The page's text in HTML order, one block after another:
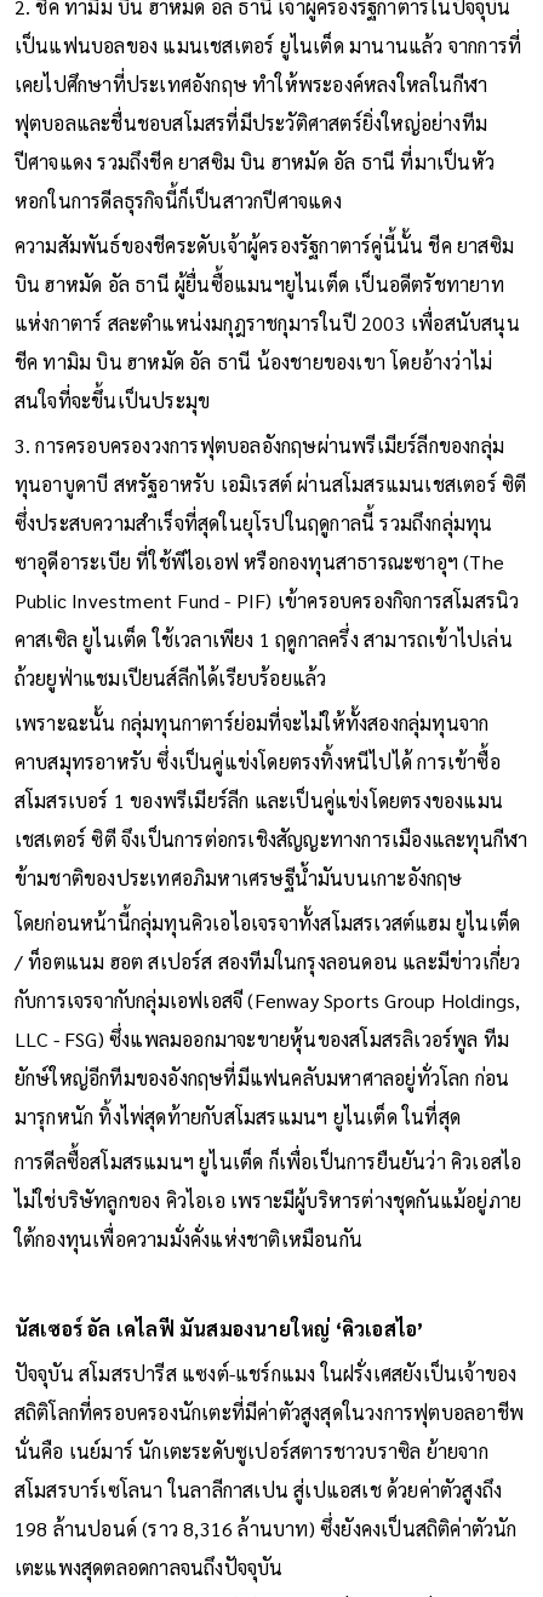
2. ชีค ทามิม บิน ฮาหมัด อัล ธานี เจ้าผู้ครองรัฐกาตาร์ในปัจจุบัน
เป็นแฟนบอลของ แมนเชสเตอร์ ยูไนเต็ด มานานแล้ว จากการที่
เคยไปศึกษาที่ประเทศอังกฤษ ทำให้พระองค์หลงใหลในกีฬา
ฟุตบอลและชื่นชอบสโมสรที่มีประวัติศาสตร์ยิ่งใหญ่อย่างทีม
ปีศาจแดง รวมถึงชีค ยาสซิม บิน ฮาหมัด อัล ธานี ที่มาเป็นหัว
หอกในการดีลธุรกิจนี้ก็เป็นสาวกปีศาจแดง
ความสัมพันธ์ของชีคระดับเจ้าผู้ครองรัฐกาตาร์คู่นี้นั้น ชีค ยาสซิม
บิน ฮาหมัด อัล ธานี ผู้ยื่นซื้อแมนฯยูไนเต็ด เป็นอดีตรัชทายาท
แห่งกาตาร์ สละตำแหน่งมกุฎราชกุมารในปี 2003 เพื่อสนับสนุน
ชีค ทามิม บิน ฮาหมัด อัล ธานี น้องชายของเขา โดยอ้างว่าไม่
สนใจที่จะขึ้นเป็นประมุข
3. การครอบครองวงการฟุตบอลอังกฤษผ่านพรีเมียร์ลีกของกลุ่ม
ทุนอาบูดาบี สหรัฐอาหรับ เอมิเรสต์ ผ่านสโมสรแมนเชสเตอร์ ซิตี
ซึ่งประสบความสำเร็จที่สุดในยุโรปในฤดูกาลนี้ รวมถึงกลุ่มทุน
ซาอุดีอาระเบีย ที่ใช้พีไอเอฟ หรือกองทุนสาธารณะซาอุฯ (The
Public Investment Fund - PIF) เข้าครอบครองกิจการสโมสรนิว
คาสเซิล ยูไนเต็ด ใช้เวลาเพียง 1 ฤดูกาลครึ่ง สามารถเข้าไปเล่น
ถ้วยยูฟ่าแชมเปียนส์ลีกได้เรียบร้อยแล้ว
เพราะฉะนั้น กลุ่มทุนกาตาร์ย่อมที่จะไม่ให้ทั้งสองกลุ่มทุนจาก
คาบสมุทรอาหรับ ซึ่งเป็นคู่แข่งโดยตรงทิ้งหนีไปได้ การเข้าซื้อ
สโมสรเบอร์ 1 ของพรีเมียร์ลีก และเป็นคู่แข่งโดยตรงของแมน
เชสเตอร์ ซิตี จึงเป็นการต่อกรเชิงสัญญะทางการเมืองและทุนกีฬา
ข้ามชาติของประเทศอภิมหาเศรษฐีน้ำมันบนเกาะอังกฤษ
โดยก่อนหน้านี้กลุ่มทุนคิวเอไอเจรจาทั้งสโมสรเวสต์แฮม ยูไนเต็ด
/ ท็อตแนม ฮอต สเปอร์ส สองทีมในกรุงลอนดอน และมีข่าวเกี่ยว
กับการเจรจากับกลุ่มเอฟเอสจี (Fenway Sports Group Holdings,
LLC - FSG) ซึ่งแพลมออกมาจะขายหุ้นของสโมสรลิเวอร์พูล ทีม
ยักษ์ใหญ่อีกทีมของอังกฤษที่มีแฟนคลับมหาศาลอยู่ทั่วโลก ก่อน
มารุกหนัก ทิ้งไพ่สุดท้ายกับสโมสรแมนฯ ยูไนเต็ด ในที่สุด
การดีลซื้อสโมสรแมนฯ ยูไนเต็ด ก็เพื่อเป็นการยืนยันว่า คิวเอสไอ
ไม่ใช่บริษัทลูกของ คิวไอเอ เพราะมีผู้บริหารต่างชุดกันแม้อยู่ภาย
ใต้กองทุนเพื่อความมั่งคั่งแห่งชาติเหมือนกัน
นัสเซอร์ อัล เคไลฟี มันสมองนายใหญ่ ‘คิวเอสไอ’
ปัจจุบัน สโมสรปารีส แซงต์-แชร์กแมง ในฝรั่งเศสยังเป็นเจ้าของ
สถิติโลกที่ครอบครองนักเตะที่มีค่าตัวสูงสุดในวงการฟุตบอลอาชีพ
นั่นคือ เนย์มาร์ นักเตะระดับซูเปอร์สตารชาวบราซิล ย้ายจาก
สโมสรบาร์เซโลนา ในลาลีกาสเปน สู่เปแอสเช ด้วยค่าตัวสูงถึง
198 ล้านปอนด์ (ราว 8,316 ล้านบาท) ซึ่งยังคงเป็นสถิติค่าตัวนัก
เตะแพงสุดตลอดกาลจนถึงปัจจุบัน